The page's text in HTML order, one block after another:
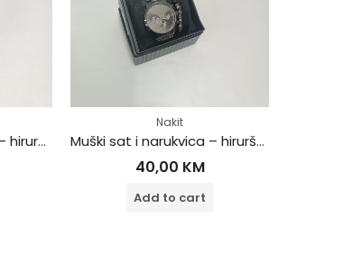
Ženski sat i narukvica – hirurški čelik
Nakit
Muški sat i narukvica – hirurški čelik
40,00 KM
Add to cart